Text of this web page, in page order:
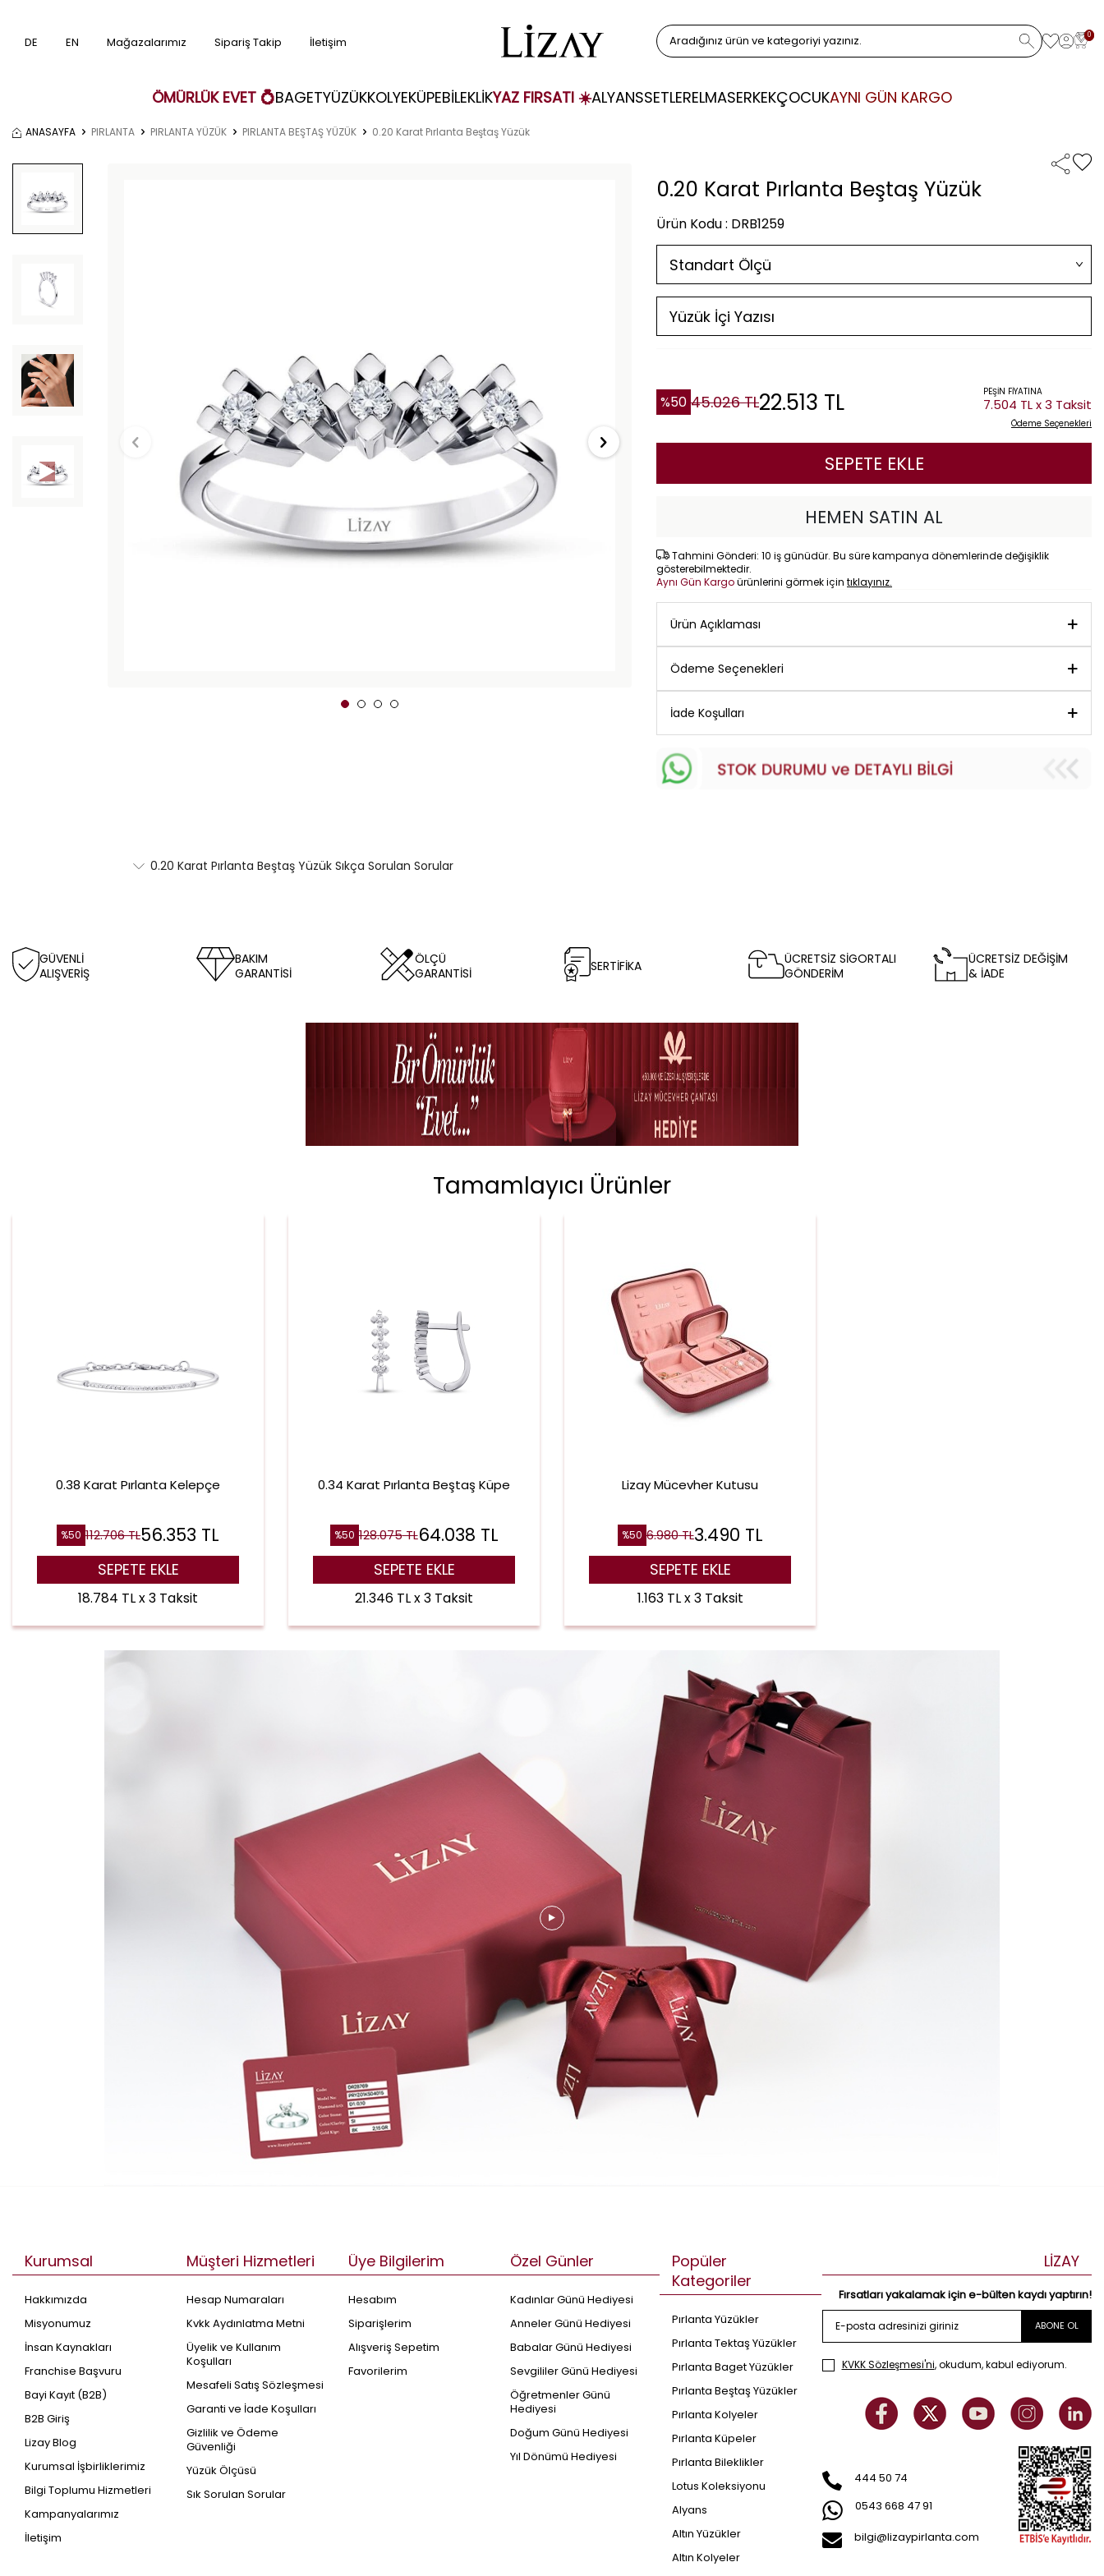
DE EN Mağazalarımız Sipariş Takip İletişim 0
ÖMÜRLÜK EVET 💍BAGETYÜZÜKKOLYEKÜPEBİLEKLİKYAZ FIRSATI ☀️ALYANSSETLERELMASERKEKÇOCUKAYNI GÜN KARGO
ANASAYFA PIRLANTA PIRLANTA YÜZÜK PIRLANTA BEŞTAŞ YÜZÜK 0.20 Karat Pırlanta Beştaş Yüzük
0.20 Karat Pırlanta Beştaş Yüzük
Ürün Kodu : DRB1259
%50 45.026TL22.513 TL PEŞİN FİYATINA
7.504 TL x 3 Taksit
Ödeme Seçenekleri
SEPETE EKLE
HEMEN SATIN AL
Tahmini Gönderi: 10 iş günüdür. Bu süre kampanya dönemlerinde değişiklik
gösterebilmektedir.
Aynı Gün Kargoürünlerini görmek için tıklayınız.
Ürün Açıklaması
Ödeme Seçenekleri
İade Koşulları
0.20 Karat Pırlanta Beştaş Yüzük Sıkça Sorulan Sorular
GÜVENLİ
ALIŞVERİŞ
BAKIM
GARANTİSİ
ÖLÇÜ
GARANTİSİ
SERTİFİKA
ÜCRETSİZ SİGORTALI
GÖNDERİM
ÜCRETSİZ DEĞİŞİM
& İADE
Tamamlayıcı Ürünler
0.38 Karat Pırlanta Kelepçe
%50 112.706TL56.353 TL
SEPETE EKLE
18.784 TL x 3 Taksit
0.34 Karat Pırlanta Beştaş Küpe
%50 128.075TL64.038 TL
SEPETE EKLE
21.346 TL x 3 Taksit
Lizay Mücevher Kutusu
%50 6.980TL3.490 TL
SEPETE EKLE
1.163 TL x 3 Taksit
Kurumsal
Hakkımızda
Misyonumuz
İnsan Kaynakları
Franchise Başvuru
Bayi Kayıt (B2B)
B2B Giriş
Lizay Blog
Kurumsal İşbirliklerimiz
Bilgi Toplumu Hizmetleri
Kampanyalarımız
İletişim
Müşteri Hizmetleri
Hesap Numaraları
Kvkk Aydınlatma Metni
Üyelik ve Kullanım
Koşulları
Mesafeli Satış Sözleşmesi
Garanti ve İade Koşulları
Gizlilik ve Ödeme
Güvenliği
Yüzük Ölçüsü
Sık Sorulan Sorular
Üye Bilgilerim
Hesabım
Siparişlerim
Alışveriş Sepetim
Favorilerim
Özel Günler
Kadınlar Günü Hediyesi
Anneler Günü Hediyesi
Babalar Günü Hediyesi
Sevgililer Günü Hediyesi
Öğretmenler Günü
Hediyesi
Doğum Günü Hediyesi
Yıl Dönümü Hediyesi
Popüler
Kategoriler
Pırlanta Yüzükler
Pırlanta Tektaş Yüzükler
Pırlanta Baget Yüzükler
Pırlanta Beştaş Yüzükler
Pırlanta Kolyeler
Pırlanta Küpeler
Pırlanta Bileklikler
Lotus Koleksiyonu
Alyans
Altın Yüzükler
Altın Kolyeler
LİZAY
Fırsatları yakalamak için e-bülten kaydı yaptırın!
ABONE OL
KVKK Sözleşmesi'ni, okudum, kabul ediyorum.
444 50 74
0543 668 47 91
bilgi@lizaypirlanta.com